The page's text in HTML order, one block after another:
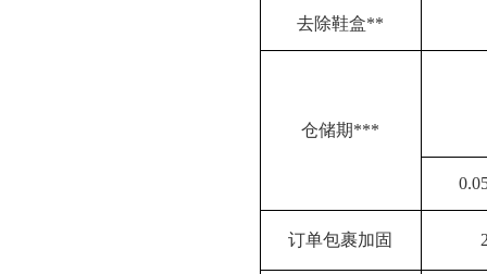
去除鞋盒**
仓储期***
订单包裹加固